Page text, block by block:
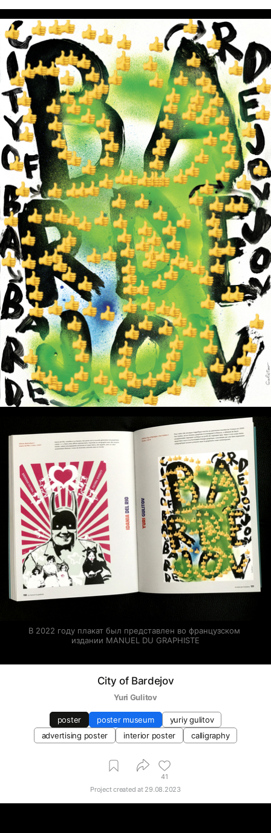
В 2022 году плакат был представлен во французском
издании MANUEL DU GRAPHISTE
City of Bardejov
Yuri Gulitov
poster poster museum
yuriy gulitov
advertising poster
interior poster calligraphy
41
Project created at 29.08.2023